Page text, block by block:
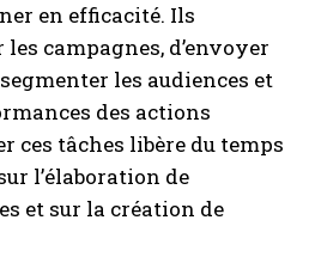
en efficacité. Ils
campagnes, d’envoyer
les audiences et
des actions
ces tâches libère du temps
l’élaboration de
et sur la création de